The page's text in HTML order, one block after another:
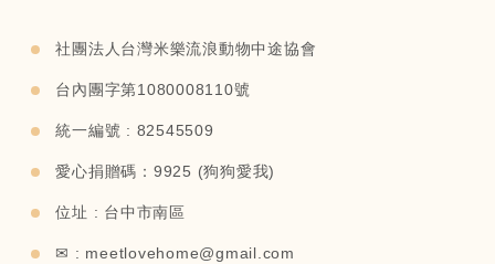
社團法人台灣米樂流浪動物中途協會
台內團字第1080008110號
統一編號 : 82545509
愛心捐贈碼：9925 (狗狗愛我)
位址 : 台中市南區
✉ : meetlovehome@gmail.com